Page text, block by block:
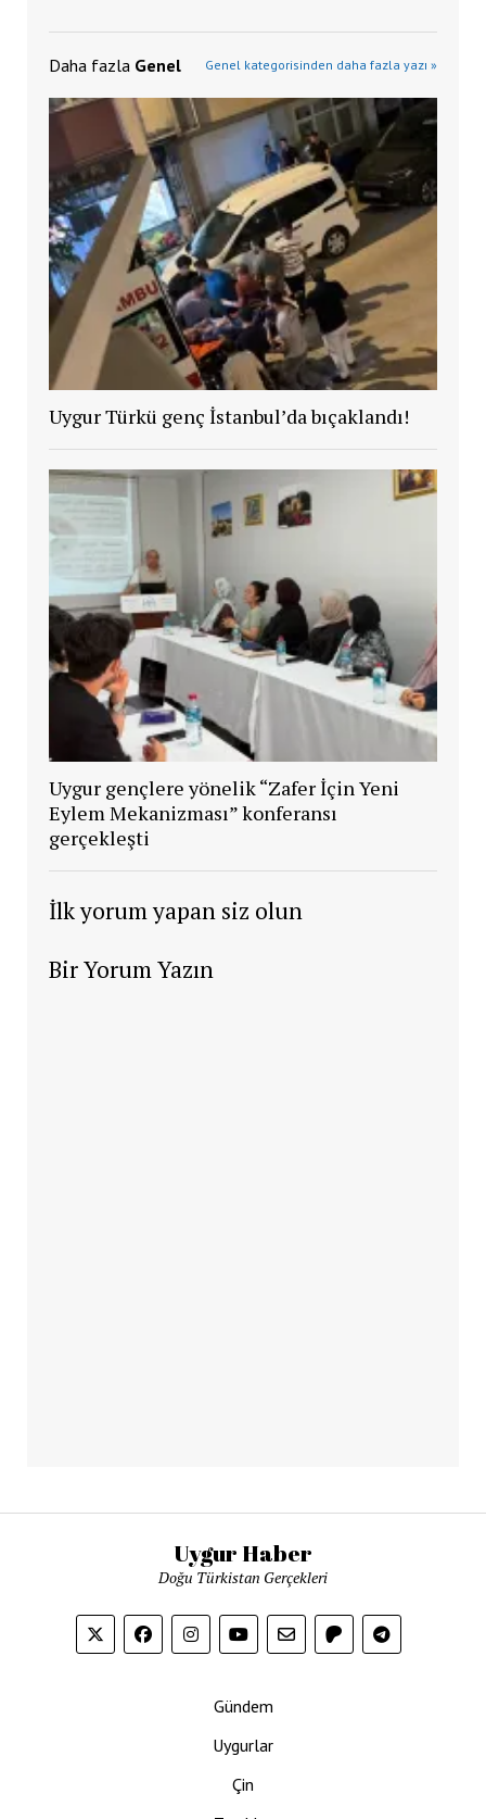
Daha fazla Genel Genel kategorisinden daha fazla yazı »
Uygur Türkü genç İstanbul’da bıçaklandı!
Uygur gençlere yönelik “Zafer İçin Yeni
Eylem Mekanizması” konferansı
gerçekleşti
İlk yorum yapan siz olun
Bir Yorum Yazın
Uygur Haber
Doğu Türkistan Gerçekleri
Gündem
Uygurlar
Çin